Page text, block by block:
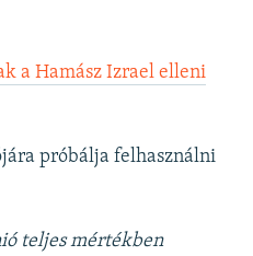
a Hamász Izrael elleni
próbálja felhasználni
teljes mértékben